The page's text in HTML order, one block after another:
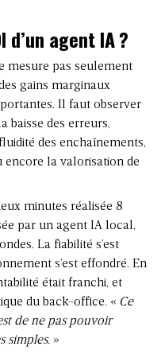
d’un agent IA ?
mesure pas seulement
gains marginaux
Il faut observer
baisse des erreurs,
des enchaînements,
la valorisation de
minutes réalisée 8
par un agent IA local,
La fiabilité s’est
s’est effondré. En
était franchi, et
du back-office. « Ce
de ne pas pouvoir
simples. »